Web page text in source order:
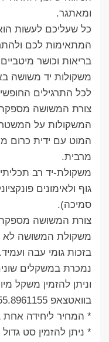
ומאתגר.
כל שעליכם לעשות
המתאימות לכם
בריאות וכושר
משקולות יד משושה
לכל התרגילים
צורת המשושה מספקת
המשקולות על המשטח
המוט עם ידית כרום
מרבית.
משקולת-יד רב
גוף ולאימונים
סמיכה).
צורת המשושה מספקת
משקולת המשושה לא
בזכות גומי עבה ועמיד.
בוואטצאפ 055.8961155
* המחיר ליחידה אחת
* ניתן להזמין סט